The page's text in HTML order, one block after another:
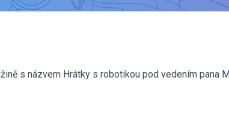
s názvem Hrátky s robotikou pod vedením pana